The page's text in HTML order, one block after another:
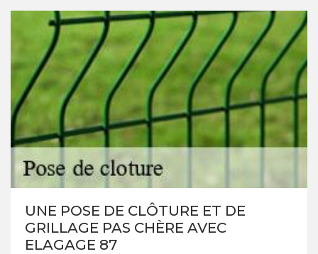
UNE POSE DE CLÔTURE ET DE
GRILLAGE PAS CHÈRE AVEC
ELAGAGE 87